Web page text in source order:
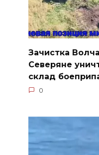
Зачистка
Северяне
склад
0